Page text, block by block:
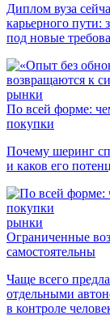
Диплом вуза
карьерного пути:
под новые
рынки
По всей форме:
покупки
Почему шеринг
и каков его
рынки
Ограниченные
самостоятельны
Чаще всего
отдельными
в контроле